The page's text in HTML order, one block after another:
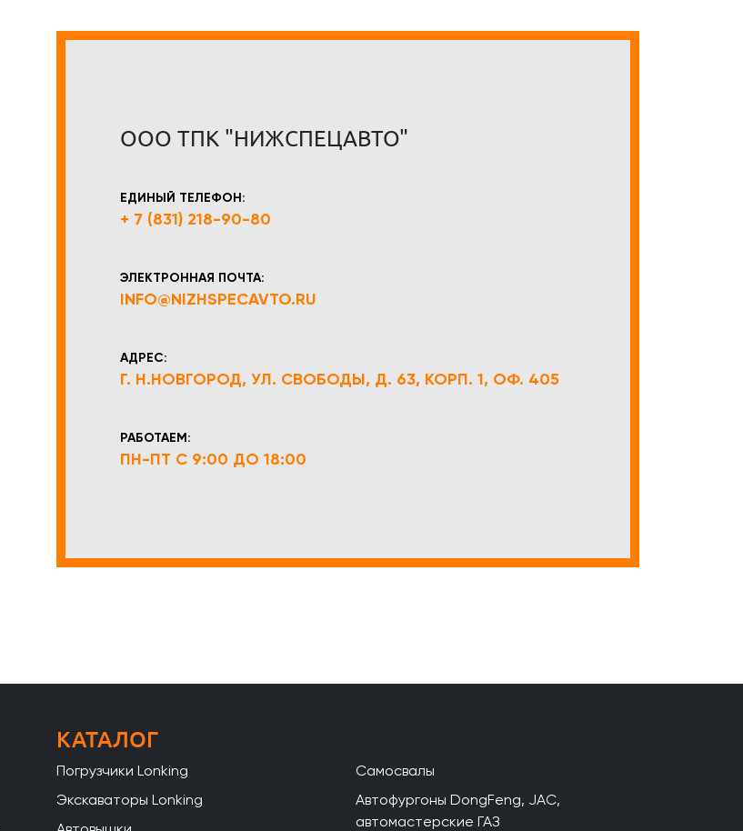
ООО ТПК "НИЖСПЕЦАВТО"
ЕДИНЫЙ ТЕЛЕФОН:
+ 7 (831) 218-90-80
ЭЛЕКТРОННАЯ ПОЧТА:
INFO@NIZHSPECAVTO.RU
АДРЕС:
Г. Н.НОВГОРОД, УЛ. СВОБОДЫ, Д. 63, КОРП. 1, ОФ. 405
РАБОТАЕМ:
ПН-ПТ С 9:00 ДО 18:00
КАТАЛОГ
Погрузчики Lonking
Экскаваторы Lonking
Самосвалы
Автофургоны DongFeng, JAC,
автомастерские ГАЗ